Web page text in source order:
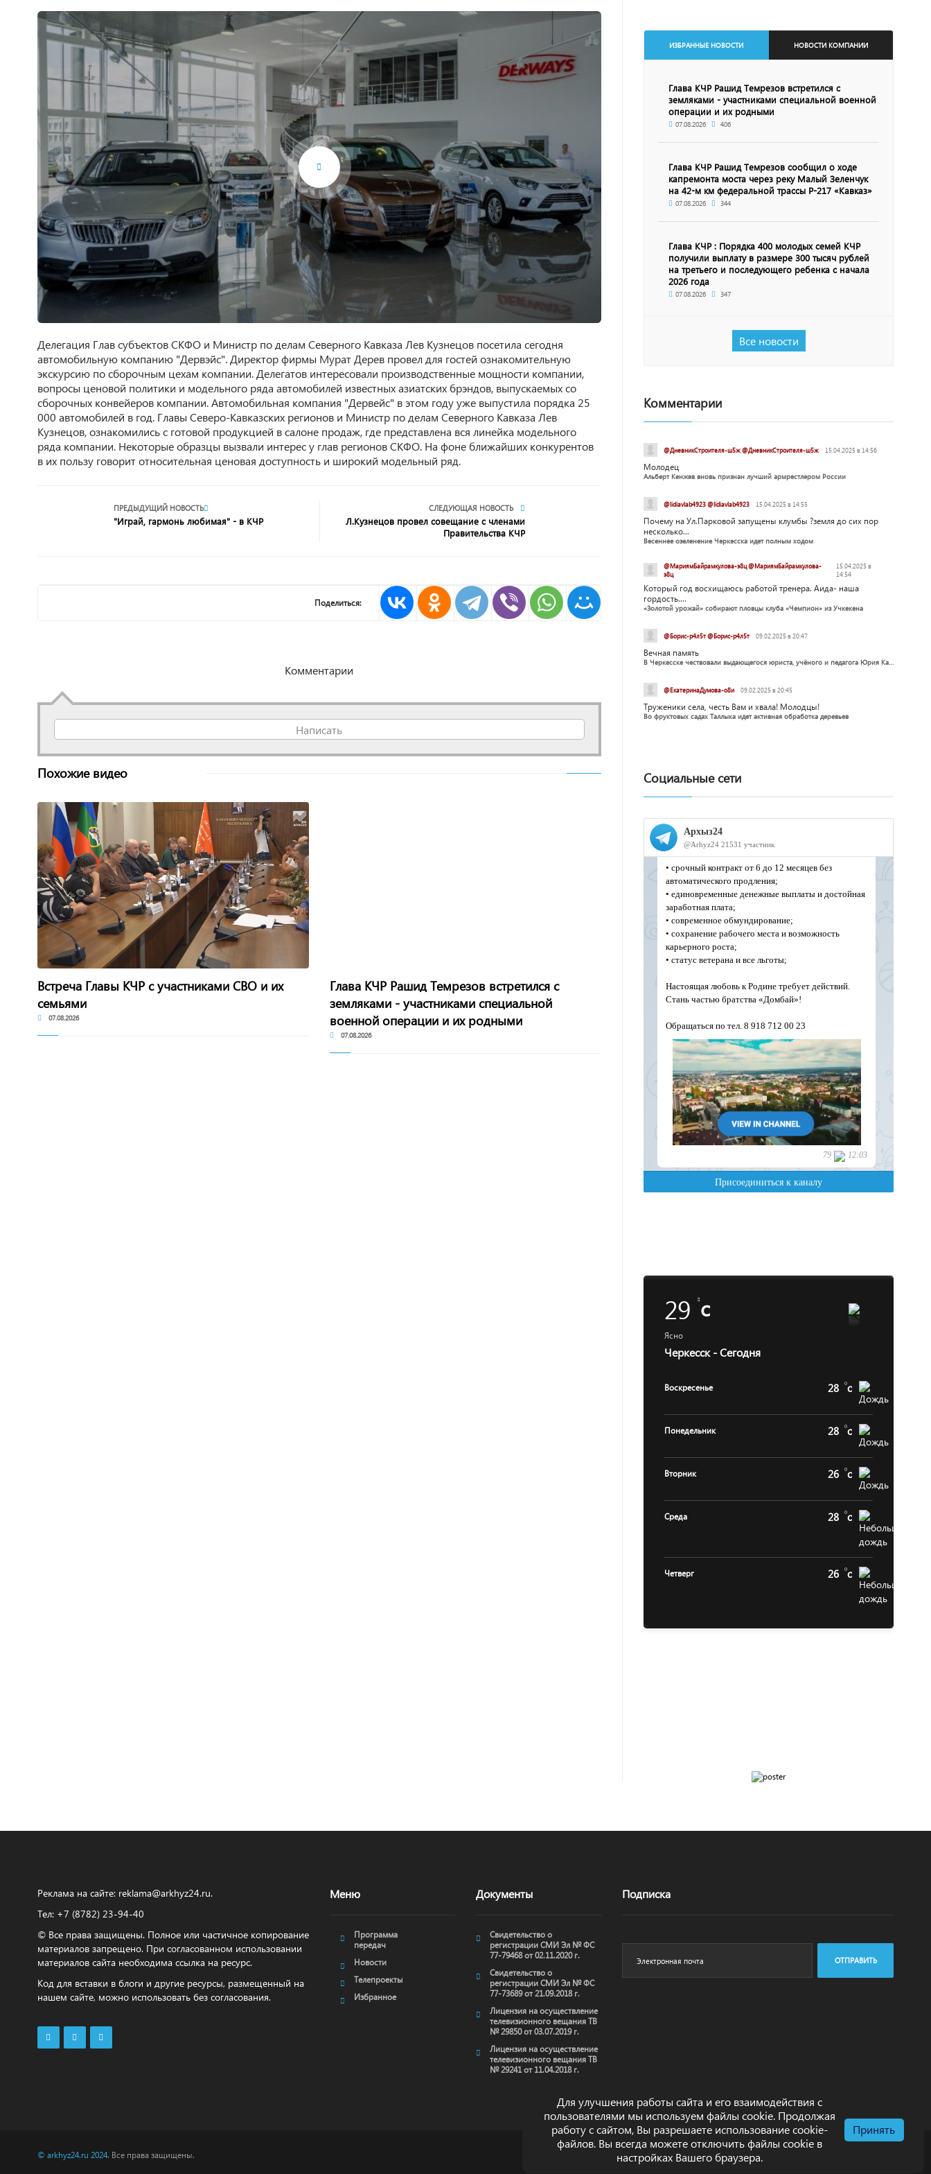
Делегация Глав субъектов СКФО и Министр по делам Северного Кавказа Лев Кузнецов посетила сегодня
автомобильную компанию "Дервэйс". Директор фирмы Мурат Дерев провел для гостей ознакомительную
экскурсию по сборочным цехам компании. Делегатов интересовали производственные мощности компании,
вопросы ценовой политики и модельного ряда автомобилей известных азиатских брэндов, выпускаемых со
сборочных конвейеров компании. Автомобильная компания "Дервейс" в этом году уже выпустила порядка 25
000 автомобилей в год. Главы Северо-Кавказских регионов и Министр по делам Северного Кавказа Лев
Кузнецов, ознакомились с готовой продукцией в салоне продаж, где представлена вся линейка модельного
ряда компании. Некоторые образцы вызвали интерес у глав регионов СКФО. На фоне ближайших конкурентов
в их пользу говорит относительная ценовая доступность и широкий модельный ряд.
ПРЕДЫДУЩИЙ НОВОСТЬ
"Играй, гармонь любимая" - в КЧР
СЛЕДУЮЩАЯ НОВОСТЬ
Л.Кузнецов провел совещание с членами
Правительства КЧР
Поделиться:
Комментарии
Написать
Похожие видео
Встреча Главы КЧР с участниками СВО и их
семьями
07.08.2026
Глава КЧР Рашид Темрезов встретился с
земляками - участниками специальной
военной операции и их родными
07.08.2026
ИЗБРАННЫЕ НОВОСТИ НОВОСТИ КОМПАНИИ
Глава КЧР Рашид Темрезов встретился с
земляками - участниками специальной военной
операции и их родными
07.08.2026 406
Глава КЧР Рашид Темрезов сообщил о ходе
капремонта моста через реку Малый Зеленчук
на 42-м км федеральной трассы Р-217 «Кавказ»
07.08.2026 344
Глава КЧР : Порядка 400 молодых семей КЧР
получили выплату в размере 300 тысяч рублей
на третьего и последующего ребенка с начала
2026 года
07.08.2026 347
Все новости
Комментарии
@ДневникСтроителя-ш5ж @ДневникСтроителя-ш5ж 15.04.2025 в 14:56
Молодец
Альберт Кенжев вновь признан лучший армрестлером России
@lidiavlab4923 @lidiavlab4923 15.04.2025 в 14:55
Почему на Ул.Парковой запущены клумбы ?земля до сих пор
несколько...
Весеннее озеленение Черкесска идет полным ходом
@МариямБайрамкулова-э8ц @МариямБайрамкулова-
э8ц
15.04.2025 в
14:54
Который год восхищаюсь работой тренера. Аида- наша
гордость....
«Золотой урожай» собирают пловцы клуба «Чемпион» из Учкекена
@Борис-р4л5т @Борис-р4л5т 09.02.2025 в 20:47
Вечная память
В Черкесске чествовали выдающегося юриста, учёного и педагога Юрия Калмыкова
@ЕкатеринаДумова-о8и 09.02.2025 в 20:45
Труженики села, честь Вам и хвала! Молодцы!
Во фруктовых садах Таллыка идет активная обработка деревьев
Социальные сети
29c
Ясно
Черкесск - Сегодня
Воскресенье 28 c
Понедельник 28 c
Вторник 26 c
Среда 28 c
Четверг 26 c
Реклама на сайте: reklama@arkhyz24.ru.
Тел: +7 (8782) 23‑94‑40
© Все права защищены. Полное или частичное копирование
материалов запрещено. При согласованном использовании
материалов сайта необходима ссылка на ресурс.
Код для вставки в блоги и другие ресурсы, размещенный на
нашем сайте, можно использовать без согласования.
Меню
Программа
передач
Новости
Телепроекты
Избранное
Документы
Свидетельство о
регистрации СМИ Эл № ФС
77-79468 от 02.11.2020 г.
Свидетельство о
регистрации СМИ Эл № ФС
77-73689 от 21.09.2018 г.
Лицензия на осуществление
телевизионного вещания ТВ
№ 29850 от 03.07.2019 г.
Лицензия на осуществление
телевизионного вещания ТВ
№ 29241 от 11.04.2018 г.
Подписка
ОТПРАВИТЬ
© arkhyz24.ru 2024. Все права защищены.
Для улучшения работы сайта и его взаимодействия с
пользователями мы используем файлы cookie. Продолжая
работу с сайтом, Вы разрешаете использование cookie-
файлов. Вы всегда можете отключить файлы cookie в
настройках Вашего браузера.
Принять